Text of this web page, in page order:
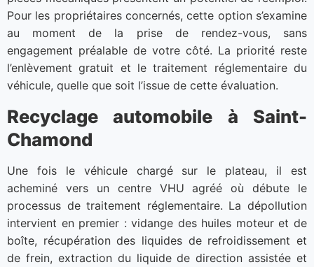
Pour les propriétaires concernés, cette option s’examine
au moment de la prise de rendez-vous, sans
engagement préalable de votre côté. La priorité reste
l’enlèvement gratuit et le traitement réglementaire du
véhicule, quelle que soit l’issue de cette évaluation.
Recyclage automobile à Saint-
Chamond
Une fois le véhicule chargé sur le plateau, il est
acheminé vers un centre VHU agréé où débute le
processus de traitement réglementaire. La dépollution
intervient en premier : vidange des huiles moteur et de
boîte, récupération des liquides de refroidissement et
de frein, extraction du liquide de direction assistée et